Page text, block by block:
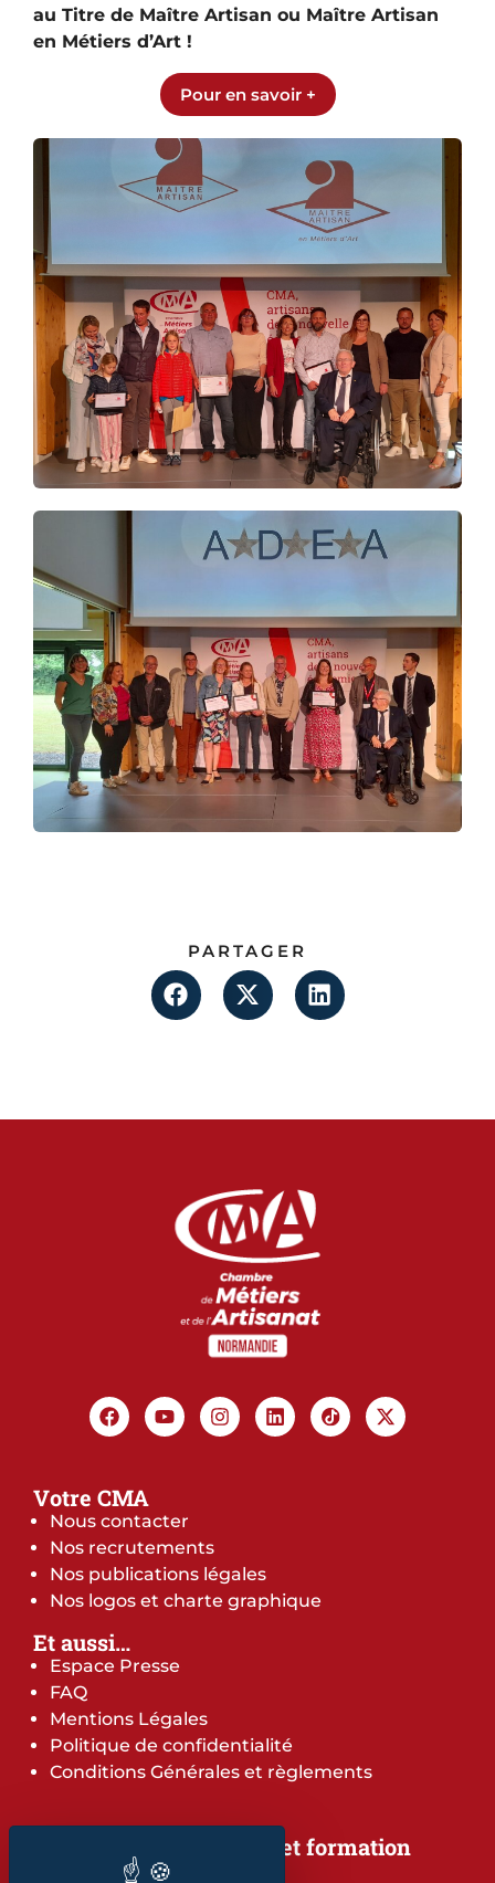
au Titre de Maître Artisan ou Maître Artisan
en Métiers d’Art !
Pour en savoir +
PARTAGER
Votre CMA
Nous contacter
Nos recrutements
Nos publications légales
Nos logos et charte graphique
Et aussi…
Espace Presse
FAQ
Mentions Légales
Politique de confidentialité
Conditions Générales et règlements
Notre offre de services et formation
Notre offre de services